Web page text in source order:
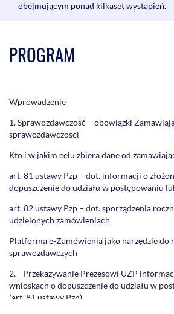
obejmującym ponad kilkaset wystąpień.
PROGRAM
Wprowadzenie
1. Sprawozdawczość – obowiązki
sprawozdawczości
Kto i w jakim celu zbiera dane od
art. 81 ustawy Pzp – dot. informacji o
dopuszczenie do udziału w postępowaniu
art. 82 ustawy Pzp – dot. sporządzenia
udzielonych zamówieniach
Platforma e-Zamówienia jako narzędzie do
sprawozdawczych
2. Przekazywanie Prezesowi UZP
wnioskach o dopuszczenie do udziału w
(art. 81 ustawy Pzp)